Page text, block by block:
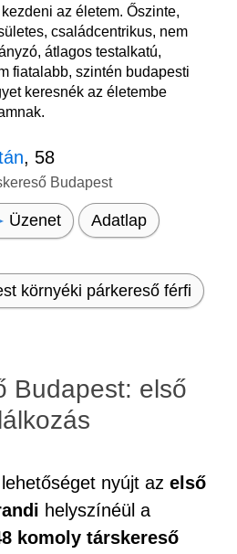
az életem. Őszinte,
családcentrikus, nem
átlagos testalkatú,
fiatalabb, szintén budapesti
keresnék az életembe
, 58
Budapest
Üzenet Adatlap
környéki párkereső férfi
Budapest: első
nyújt az első
helyszínéül a
komoly társkereső